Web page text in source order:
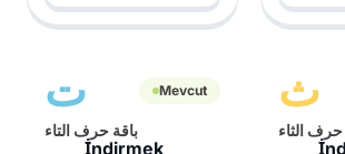
ت Mevcut
باقة حرف التاء
İndirmek
ث
حرف الثاء